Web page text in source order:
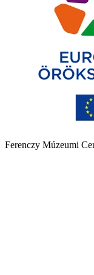
Ferenczy Múzeumi